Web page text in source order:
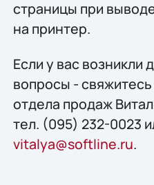
страницы при
на принтер.
Если у вас возникли
вопросы -
отдела продаж
тел. (095) 232-0023
vitalya@softline.ru.